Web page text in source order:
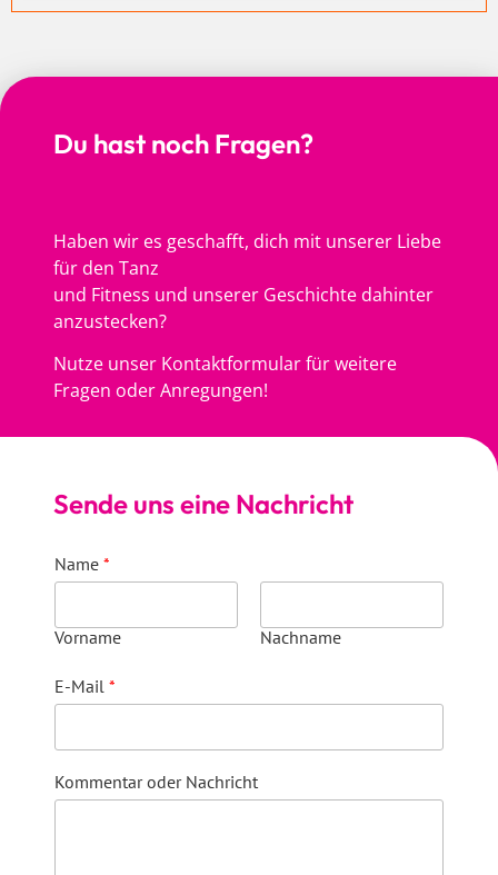
Du hast noch Fragen?
Haben wir es geschafft, dich mit unserer Liebe
für den Tanz
und Fitness und unserer Geschichte dahinter
anzustecken?
Nutze unser Kontaktformular für weitere
Fragen oder Anregungen!
Sende uns eine Nachricht
Name *
Vorname Nachname
E-Mail *
Kommentar oder Nachricht